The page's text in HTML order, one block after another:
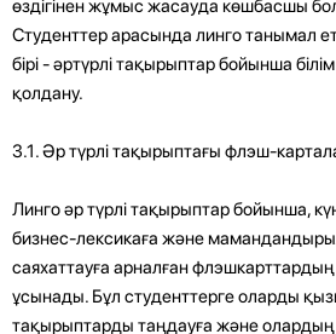
өздігінен жұмыс жасауда көшбасшы
Студенттер арасында линго танымал
бірі - әртүрлі тақырыптар бойынша
қолдану.
3.1. Әр түрлі тақырыптағы флэш-
Линго әр түрлі тақырыптар бойынша,
бизнес-лексикаға және
саяхаттауға арналған
ұсынады. Бұл студенттерге оларды
тақырыптарды таңдауға және олардың